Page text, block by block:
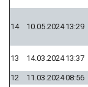
14 10.05.2024 13:29
13 14.03.2024 13:37
12
11.03.202408:56